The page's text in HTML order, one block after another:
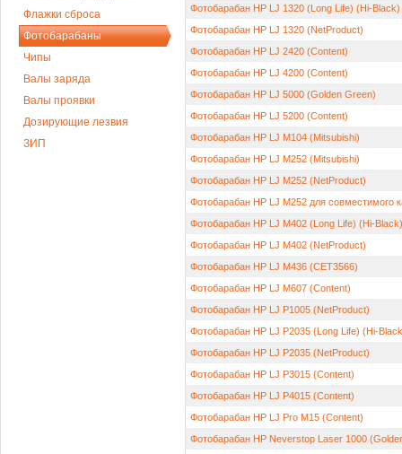
Флажки сброса
Фотобарабаны
Чипы
Валы заряда
Валы проявки
Дозирующие лезвия
ЗИП
Фотобарабан HP LJ 1320 (Long Life) (Hi-Black)
Фотобарабан HP LJ 1320 (NetProduct)
Фотобарабан HP LJ 2420 (Content)
Фотобарабан HP LJ 4200 (Content)
Фотобарабан HP LJ 5000 (Golden Green)
Фотобарабан HP LJ 5200 (Content)
Фотобарабан HP LJ M104 (Mitsubishi)
Фотобарабан HP LJ M252 (Mitsubishi)
Фотобарабан HP LJ M252 (NetProduct)
Фотобарабан HP LJ M252 для совместимого
Фотобарабан HP LJ M402 (Long Life) (Hi-Black)
Фотобарабан HP LJ M402 (NetProduct)
Фотобарабан HP LJ M436 (CET3566)
Фотобарабан HP LJ M607 (Content)
Фотобарабан HP LJ P1005 (NetProduct)
Фотобарабан HP LJ P2035 (Long Life) (Hi-
Фотобарабан HP LJ P2035 (NetProduct)
Фотобарабан HP LJ P3015 (Content)
Фотобарабан HP LJ P4015 (Content)
Фотобарабан HP LJ Pro M15 (Content)
Фотобарабан HP Neverstop Laser 1000